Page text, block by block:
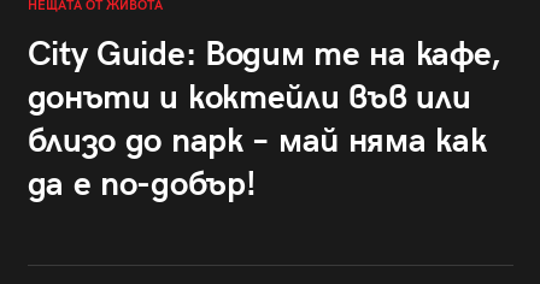
НЕЩАТА ОТ ЖИВОТА
City Guide: Водим те на кафе,
донъти и коктейли във или
близо до парк – май няма как
да е по-добър!